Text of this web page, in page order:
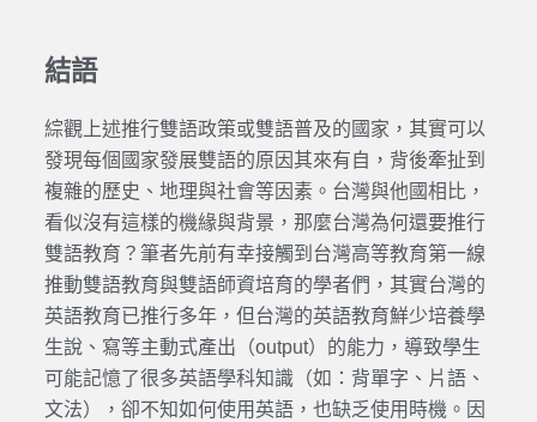
結語
綜觀上述推行雙語政策或雙語普及的國家，其實可以
發現每個國家發展雙語的原因其來有自，背後牽扯到
複雜的歷史、地理與社會等因素。台灣與他國相比，
看似沒有這樣的機緣與背景，那麼台灣為何還要推行
雙語教育？筆者先前有幸接觸到台灣高等教育第一線
推動雙語教育與雙語師資培育的學者們，其實台灣的
英語教育已推行多年，但台灣的英語教育鮮少培養學
生說、寫等主動式產出（output）的能力，導致學生
可能記憶了很多英語學科知識（如：背單字、片語、
文法），卻不知如何使用英語，也缺乏使用時機。因